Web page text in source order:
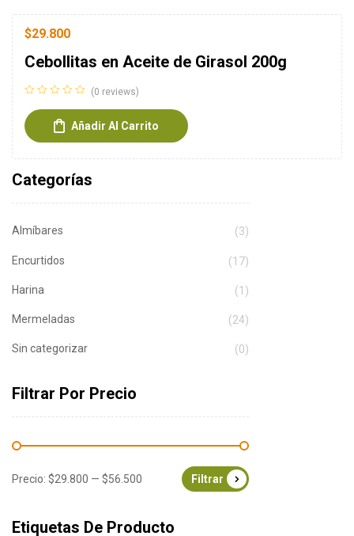
$29.800
Cebollitas en Aceite de Girasol 200g
(0 reviews)
Añadir Al Carrito
Categorías
Almíbares (3)
Encurtidos (17)
Harina (1)
Mermeladas (24)
Sin categorizar (0)
Filtrar Por Precio
Filtrar
Precio: $29.800 — $56.500
Etiquetas De Producto